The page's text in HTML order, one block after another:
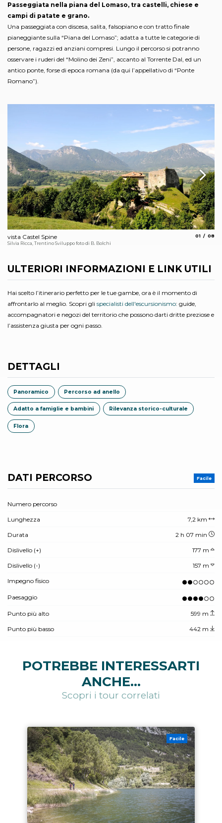
Passeggiata nella piana del Lomaso, tra castelli, chiese e
campi di patate e grano.
Una passeggiata con discesa, salita, falsopiano e con tratto finale
pianeggiante sulla “Piana del Lomaso”; adatta a tutte le categorie di
persone, ragazzi ed anziani compresi. Lungo il percorso si potranno
osservare i ruderi del “Molino dei Zeni”, accanto al Torrente Dal, ed un
antico ponte, forse di epoca romana (da qui l’appellativo di “Ponte
Romano”).
vista Castel Spine
Silvia Ricca, Trentino Sviluppo foto di B. Bolchi
01 08
ULTERIORI INFORMAZIONI E LINK UTILI
Hai scelto l’itinerario perfetto per le tue gambe, ora è il momento di
affrontarlo al meglio. Scopri gli specialisti dell'escursionismo: guide,
accompagnatori e negozi del territorio che possono darti dritte preziose e
l’assistenza giusta per ogni passo.
DETTAGLI
Panoramico Percorso ad anello
Adatto a famiglie e bambini Rilevanza storico-culturale
Flora
DATI PERCORSO Facile
Numero percorso
Lunghezza 7,2 km
Durata 2 h 07 min
Dislivello (+) 177 m
Dislivello (-) 157 m
Impegno fisico
Paesaggio
Punto più alto 599 m
Punto più basso 442 m
POTREBBE INTERESSARTI
ANCHE...
Scopri i tour correlati
Facile